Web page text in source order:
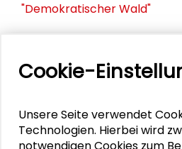
"Demokratischer Wald"
Zusammen mehr erreichen
Schader-Festival 2026
Cookie-
Unsere Seite verwendet
Technologien. Hierbei wird